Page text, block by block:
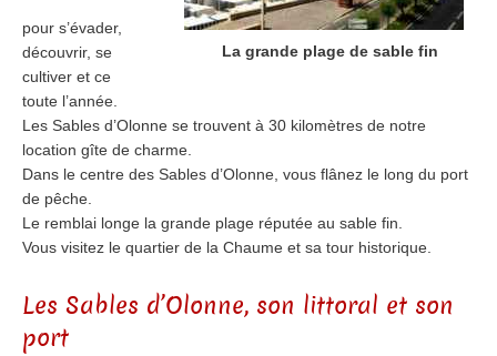
La grande plage de sable fin
pour s’évader,
découvrir, se
cultiver et ce
toute l’année.
Les Sables d’Olonne se trouvent à 30 kilomètres de notre
location gîte de charme.
Dans le centre des Sables d’Olonne, vous flânez le long du port
de pêche.
Le remblai longe la grande plage réputée au sable fin.
Vous visitez le quartier de la Chaume et sa tour historique.
Les Sables d’Olonne, son littoral et son
port